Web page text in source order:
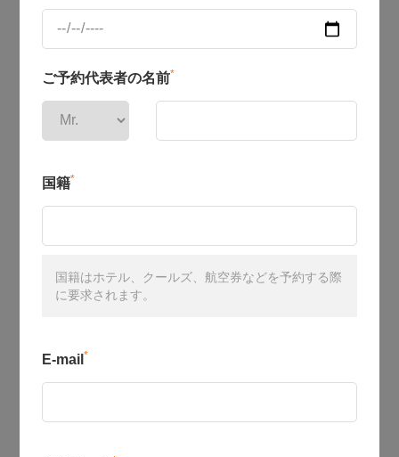
ご予約代表者の名前*
国籍*
国籍はホテル、クールズ、航空券などを予約する際
に要求されます。
E-mail *